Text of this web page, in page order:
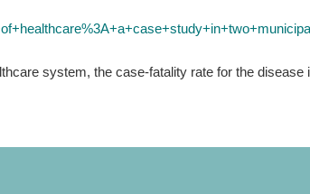
system, the case-fatality rate for the disease